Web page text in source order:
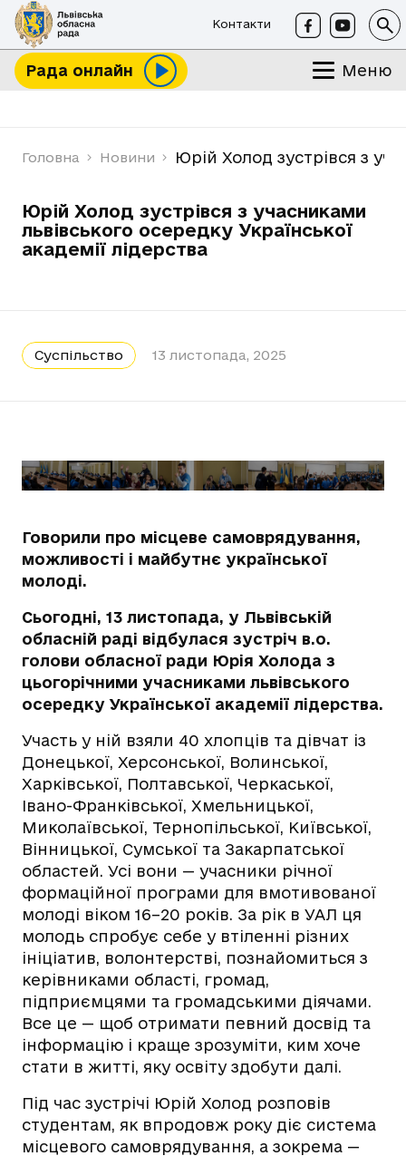
Контакти
Рада онлайн Меню
Головна Новини Юрій Холод зустрівся з
Юрій Холод зустрівся з учасниками
львівського осередку Української
академії лідерства
Суспільство 13 листопада, 2025
Говорили про місцеве самоврядування,
можливості і майбутнє української
молоді.
Сьогодні, 13 листопада, у Львівській
обласній раді відбулася зустріч в.о.
голови обласної ради Юрія Холода з
цьогорічними учасниками львівського
осередку Української академії лідерства.
Участь у ній взяли 40 хлопців та дівчат із
Донецької, Херсонської, Волинської,
Харківської, Полтавської, Черкаської,
Івано-Франківської, Хмельницької,
Миколаївської, Тернопільської, Київської,
Вінницької, Сумської та Закарпатської
областей. Усі вони — учасники річної
формаційної програми для вмотивованої
молоді віком 16–20 років. За рік в УАЛ ця
молодь спробує себе у втіленні різних
ініціатив, волонтерстві, познайомиться з
керівниками області, громад,
підприємцями та громадськими діячами.
Все це — щоб отримати певний досвід та
інформацію і краще зрозуміти, ким хоче
стати в житті, яку освіту здобути далі.
Під час зустрічі Юрій Холод розповів
студентам, як впродовж року діє система
місцевого самоврядування, а зокрема —